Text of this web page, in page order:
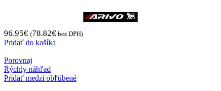
96.95€ (78.82€ bez DPH)
Pridať do košíka
Porovnaj
Rýchly náhľad
Pridať medzi obľúbené